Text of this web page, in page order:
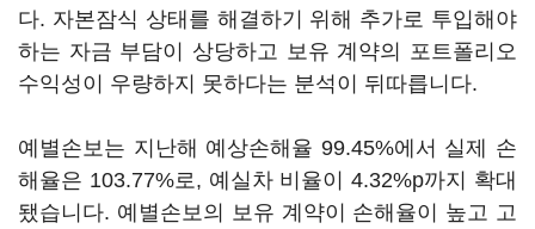
다. 자본잠식 상태를 해결하기 위해 추가로 투입해야
하는 자금 부담이 상당하고 보유 계약의 포트폴리오
수익성이 우량하지 못하다는 분석이 뒤따릅니다.
예별손보는 지난해 예상손해율 99.45%에서 실제 손
해율은 103.77%로, 예실차 비율이 4.32%p까지 확대
됐습니다. 예별손보의 보유 계약이 손해율이 높고 고